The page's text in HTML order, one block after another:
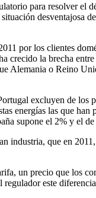
para resolver el
por los clientes
la brecha
Alemania o Reino
excluyen de
energías las que
supone el 2% y el
industria, que en
un precio que los
este